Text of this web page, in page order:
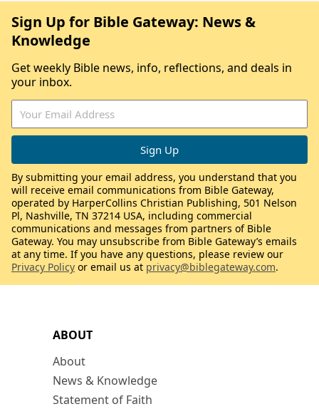
ABOUT
About
News & Knowledge
Statement of Faith
Sign Up for Bible Gateway: News &
Knowledge
Get weekly Bible news, info, reflections, and deals in
your inbox.
By submitting your email address, you understand that you
will receive email communications from Bible Gateway,
operated by HarperCollins Christian Publishing, 501 Nelson
Pl, Nashville, TN 37214 USA, including commercial
communications and messages from partners of Bible
Gateway. You may unsubscribe from Bible Gateway’s emails
at any time. If you have any questions, please review our
Privacy Policy or email us at privacy@biblegateway.com.